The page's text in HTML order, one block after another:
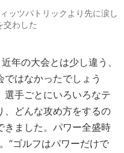
ッツパトリックより先に涙し
交わした
年の大会とは少し違う、
はなかったでしょう
選手ごとにいろいろなテ
、どんな攻め方をするの
きました。パワー全盛時
“ゴルフはパワーだけで